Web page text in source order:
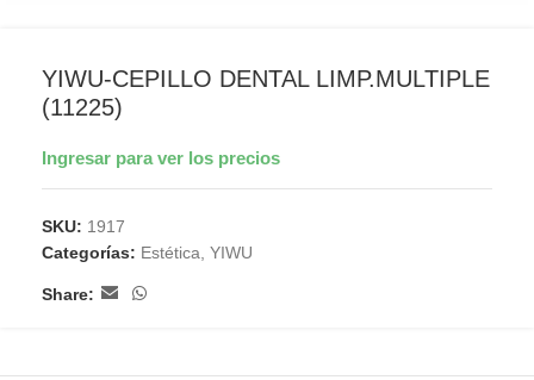
YIWU-CEPILLO DENTAL LIMP.MULTIPLE
(11225)
Ingresar para ver los precios
SKU: 1917
Categorías: Estética YIWU
Share: